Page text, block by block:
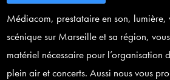
Médiacom, prestataire en son, lumière,
scénique sur Marseille et sa région,
matériel nécessaire pour l’organisation
plein air et concerts. Aussi nous vous